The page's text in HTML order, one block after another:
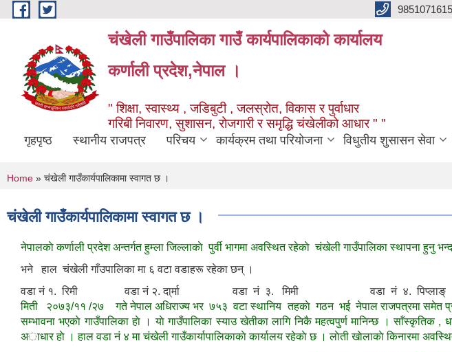
Skip to main content
चंखेली गाउँपालिका गाउँ कार्यपालिकाको कार्यालय
कर्णाली प्रदेश,नेपाल ।
" शिक्षा, स्वास्थ्य , जडिबुटी , जलस्रोत, विकास र पुर्वाधार
गरिबी निवारण, सुशासन, रोजगारी र समृद्धि चंखेलीको आधार " "
गृहपृष्ठ स्थानीय राजपत्र परिचय कार्यक्रम तथा परियोजना विधुतीय शुसासन सेवा
You are here
Home » चंखेली गाउँकार्यपालिकामा स्वागत छ ।
चंखेली गाउँकार्यपालिकामा स्वागत छ ।
नेपालकाे कर्णाली प्रदेश अन्तर्गत हुम्ला जिल्लाकाे पुर्वी भागमा अवस्थित रहेकाे चंखेली गाउँपालिका स्थापना हुनु
भने हाल चंखेली गाँउपालिका मा ६ वटा वडाहरू रहेका छन् ।
वडा नं १. रिमी वडा नं २. दा्र्मा वडा नं ३. मिमी वडा नं ४.
मिती २०७३/११ /२७ गते नेपाल अधिराज्य भर ७५३ वटा स्थानिय तहकाे गठन भई नेपाल राजपत्रमा समेत
सम्भावना भएकाे गाउँपालिका हाे । याे गाउँपालिका स्याउ खेतीका लागि निकै महत्वपुर्ण मानिन्छ । साँस्कृतिक ,
अाधार हाे । हाल वडा नं ४ मा चंखेली गाउँकार्यापालिकाकाे कार्यालय रहेकाे छ । लाेती खाेलाकाे किनारमा